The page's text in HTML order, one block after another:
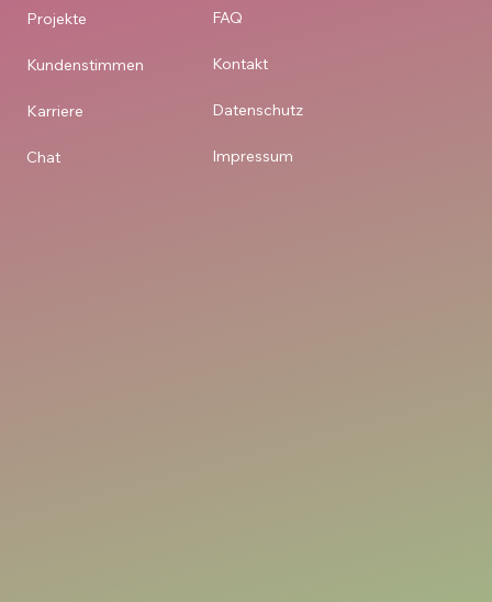
Projekte
Kundenstimmen
Karriere
Chat
FAQ
Kontakt
Datenschutz
Impressum